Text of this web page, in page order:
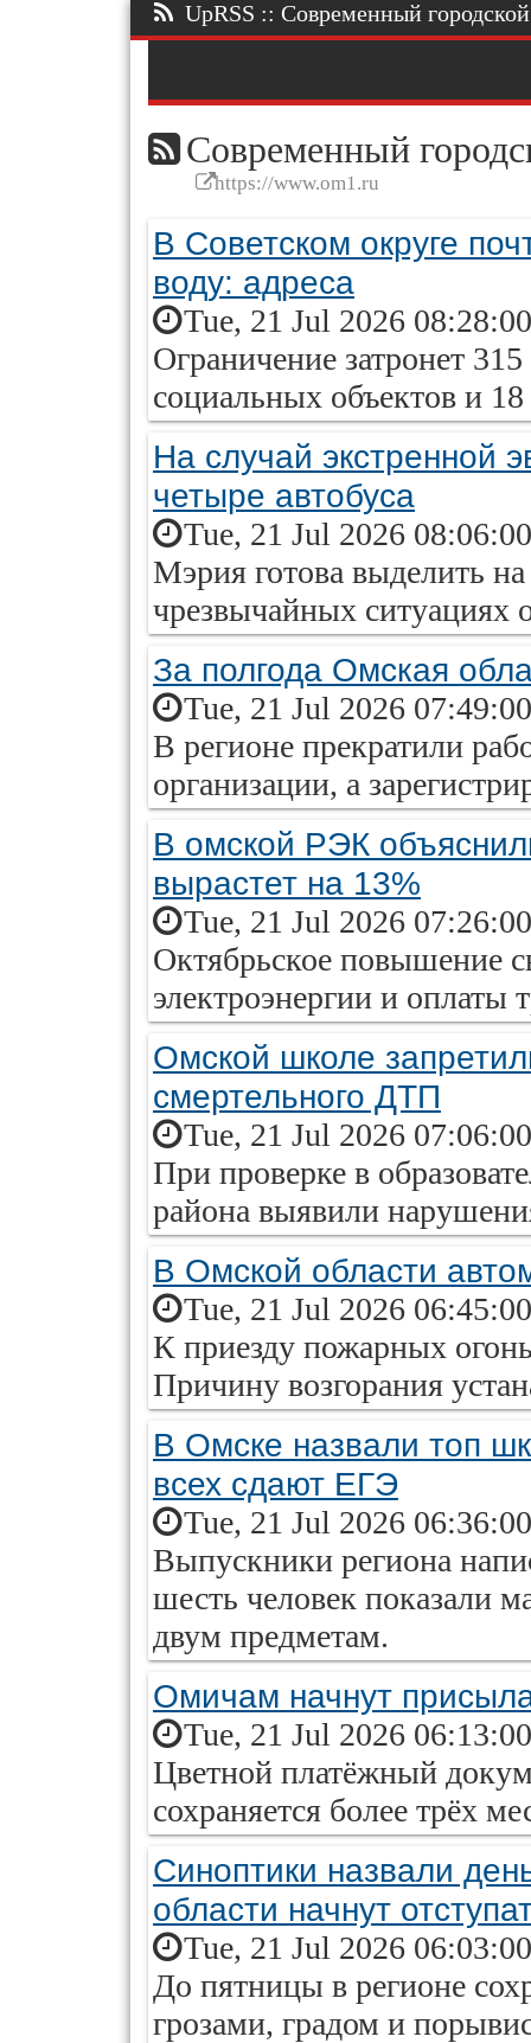
UpRSS :: Современный
Современный
https://www.om1.ru
В Советском округе
воду: адреса
Tue, 21 Jul 2026
Ограничение затронет
социальных объектов и
На случай экстренной
четыре автобуса
Tue, 21 Jul 2026
Мэрия готова выделить
чрезвычайных ситуациях
За полгода Омская
Tue, 21 Jul 2026
В регионе прекратили
организации, а
В омской РЭК
вырастет на 13%
Tue, 21 Jul 2026
Октябрьское повышение
электроэнергии и оплаты
Омской школе
смертельного ДТП
Tue, 21 Jul 2026
При проверке в
района выявили
В Омской области
Tue, 21 Jul 2026
К приезду пожарных
Причину возгорания
В Омске назвали топ
всех сдают ЕГЭ
Tue, 21 Jul 2026
Выпускники региона
шесть человек показали
двум предметам.
Омичам начнут
Tue, 21 Jul 2026
Цветной платёжный
сохраняется более трёх
Синоптики назвали
области начнут
Tue, 21 Jul 2026
До пятницы в регионе
грозами, градом и